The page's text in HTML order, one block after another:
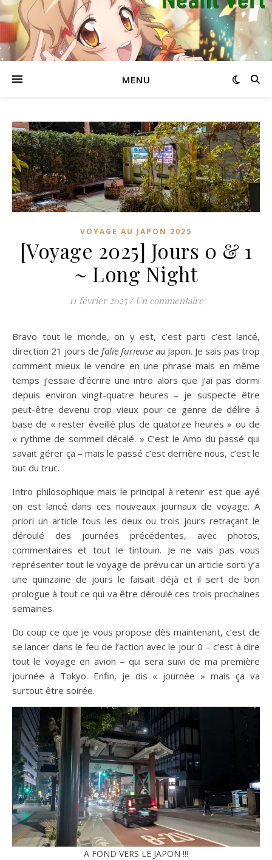
MENU
VOYAGE AU JAPON 2025
[Voyage 2025] Jours 0 & 1
~ Long Night
11 février 2025 / Un commentaire
Bravo tout le monde, on y est, c’est parti c’est lancé,
direction 21 jours de folie furieuse au Japon. Je sais pas trop
comment mieux le vendre en une phrase mais en même
temps j’essaie d’écrire une intro alors que j’ai pas dormi
depuis environ vingt-quatre heures – je suspecte être
peut-être devenu trop vieux pour ce genre de délire à
base de « rester éveillé plus de quatorze heures » ou de
« rythme de sommeil décalé. » C’est le Amo du passé qui
savait gérer ça – mais le passé c’est derrière nous, c’est le
but du truc.
Intro philosophique mais le principal à retenir est que ayé
on est lancé dans ces nouveaux journaux de voyage. A
priori un article tous les deux ou trois jours retraçant le
déroulé des journées précédentes, avec photos,
commentaires et tout le tintouin. Je ne vais pas vous
représenter tout le voyage de prévu car un article sorti y’a
une quinzaine de jours le faisait déjà et il sert de bon
prologue à tout ce qui va être déroulé ces trois prochaines
semaines.
Du coup ce que je vous propose dès maintenant, c’est de
se lancer dans le feu de l’action avec le jour 0 – c’est à dire
tout le voyage en avion – qui sera suivi de ma première
journée à Tokyo. Enfin, je dis « journée » mais ça va
surtout être soirée.
A FOND VERS LE JAPON !!!